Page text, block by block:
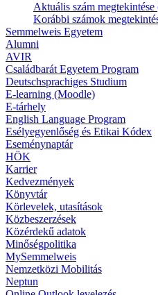
Aktuális szám
Korábbi számok
Semmelweis Egyetem
Alumni
AVIR
Családbarát Egyetem Program
Deutschsprachiges Studium
E-learning (Moodle)
E-tárhely
English Language Program
Esélyegyenlőség és Etikai Kódex
Eseménynaptár
HÖK
Karrier
Kedvezmények
Könyvtár
Körlevelek, utasítások
Közbeszerzések
Közérdekű adatok
Minőségpolitika
MySemmelweis
Nemzetközi Mobilitás
Neptun